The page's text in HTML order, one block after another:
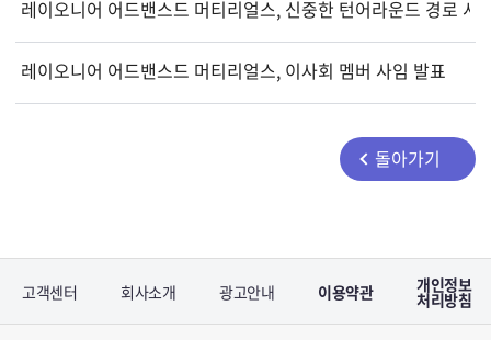
레이오니어 어드밴스드 머티리얼스, 신중한 턴어라운드 경로 시
레이오니어 어드밴스드 머티리얼스, 이사회 멤버 사임 발표
돌아가기
고객센터 회사소개 광고안내 이용약관 개인정보
처리방침